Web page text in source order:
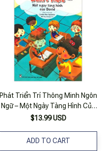
Phát Triển Trí Thông Minh Ngôn
Ngữ – Một Ngày Tàng Hình Của
David
$13.99 USD
ADD TO CART